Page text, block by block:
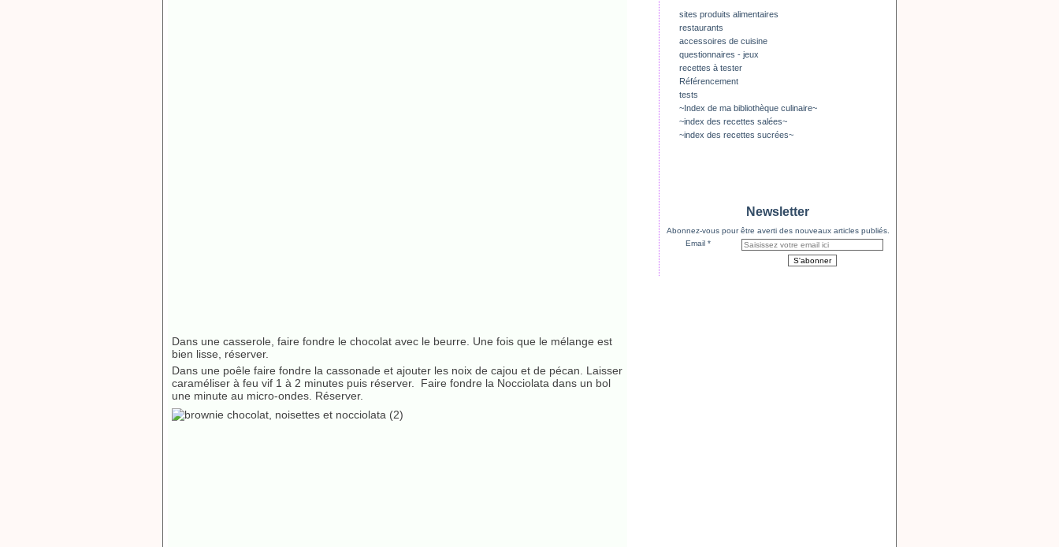
Dans une casserole, faire fondre le chocolat avec le beurre. Une fois que le mélange est
bien lisse, réserver.
Dans une poêle faire fondre la cassonade et ajouter les noix de cajou et de pécan. Laisser
caraméliser à feu vif 1 à 2 minutes puis réserver. Faire fondre la Nocciolata dans un bol
une minute au micro-ondes. Réserver.
sites produits alimentaires
restaurants
accessoires de cuisine
questionnaires - jeux
recettes à tester
Référencement
tests
~Index de ma bibliothèque culinaire~
~index des recettes salées~
~index des recettes sucrées~
Newsletter
Abonnez-vous pour être averti des nouveaux articles publiés.
Email